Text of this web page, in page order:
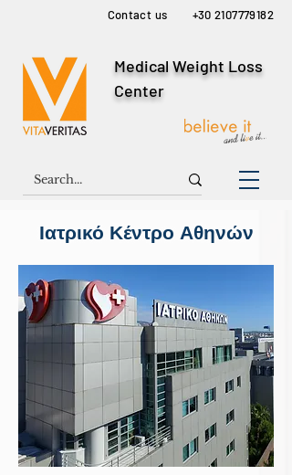
Contact us +30 2107779182
Medical Weight Loss
Center
Ιατρικό Κέντρο Αθηνών